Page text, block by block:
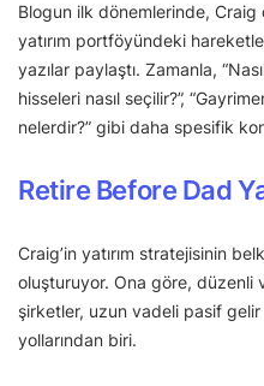
Blogun ilk dönemlerinde,
yatırım portföyündeki
yazılar paylaştı. Zamanla,
hisseleri nasıl seçilir?”,
nelerdir?” gibi daha spesifik
Retire Before Dad
Craig’in yatırım stratejisinin
oluşturuyor. Ona göre, düzenli
şirketler, uzun vadeli pasif
yollarından biri.